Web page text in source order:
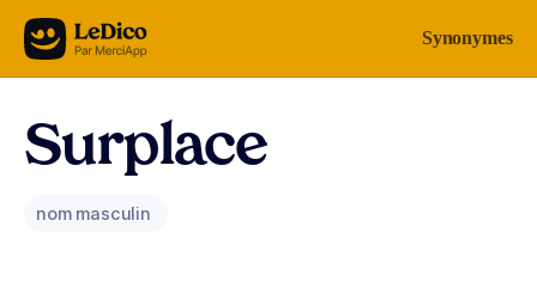
Aller au contenu Synonymes
Surplace
nom masculin